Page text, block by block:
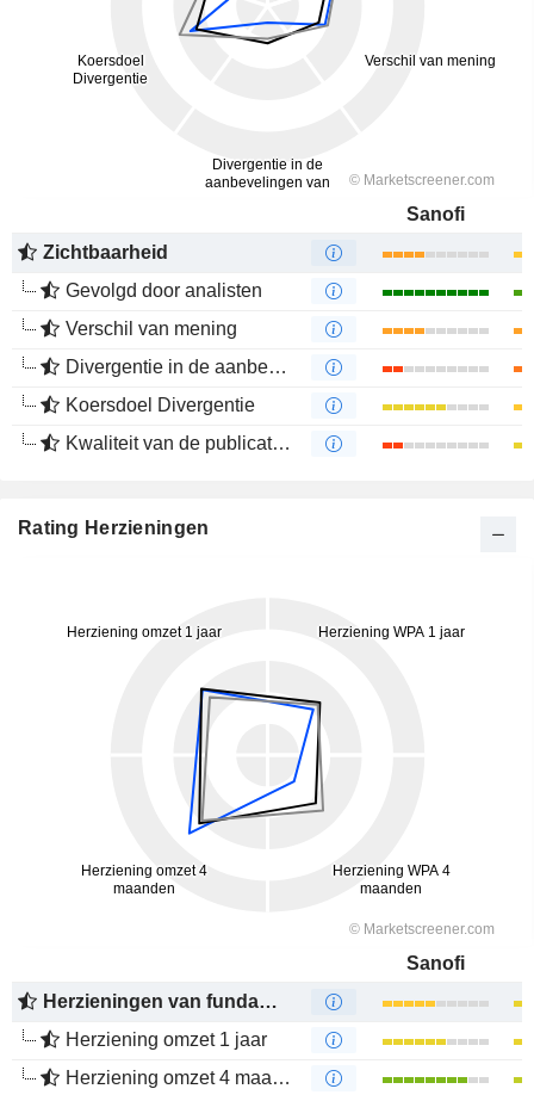
Sanofi
Zichtbaarheid
Gevolgd door analisten
Verschil van mening
Divergentie in de aanbevelingen van analisten
Koersdoel Divergentie
Kwaliteit van de publicaties
Rating Herzieningen
Sanofi
Herzieningen van fundamenten
Herziening omzet 1 jaar
Herziening omzet 4 maanden